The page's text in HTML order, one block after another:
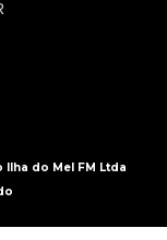
do Mel FM Ltda